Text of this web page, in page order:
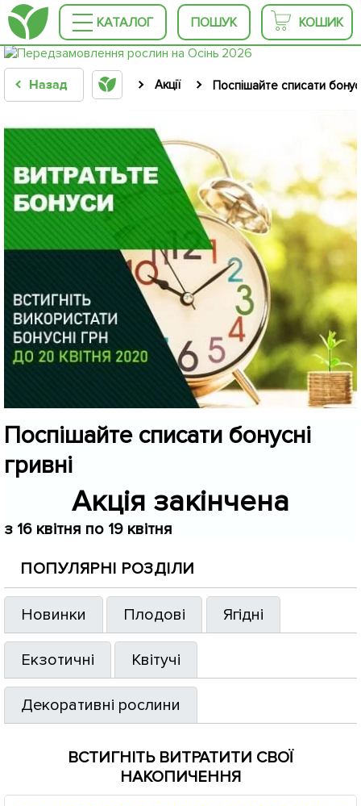
КАТАЛОГ ПОШУК КОШИК
Назад Акції Поспішайте списати
Поспішайте списати бонусні
гривні
Акція закінчена
з 16 квітня по 19 квітня
ПОПУЛЯРНІ РОЗДІЛИ
Новинки Плодові Ягідні
Екзотичні Квітучі
Декоративні рослини
ВСТИГНІТЬ ВИТРАТИТИ СВОЇ
НАКОПИЧЕННЯ